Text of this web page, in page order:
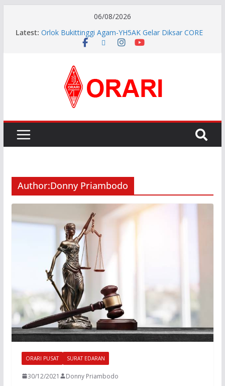
06/08/2026
Latest: Orlok Bukittinggi Agam-YH5AK Gelar Diksar CORE
dan Manajemen Bencana Tahap ke II
Aftiyedi Dalimunthe (YC5NNF) Resmi Pimpin ORARI
Lokal Bengkalis 2026–2029, Dikukuhkan Langsung
Ketua Orari Daerah Riau
Perkokoh Sinergi Amatir Radio, Ketua Orari Daerah
Pererat Silaturahmi, Pengurus Baru ORARI Riau
Audiensi dan Siap Bersinergi dengan Diskominfotik
Author:Donny Priambodo
ORARI PUSAT SURAT EDARAN
30/12/2021 Donny Priambodo